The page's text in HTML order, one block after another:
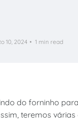
10, 2024 • 1 min read
do forninho
teremos